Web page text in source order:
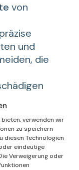
verwenden wir
zu speichern
diesen Technologien
eindeutige
Verweigerung oder
von
und
die
in die
diese
den